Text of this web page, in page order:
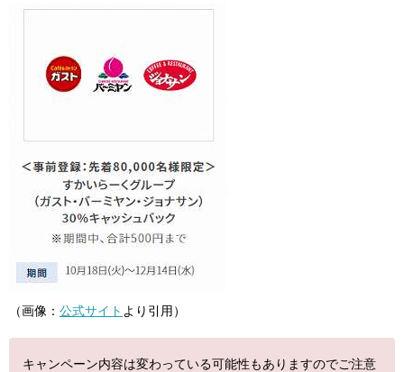
（画像： 公式サイト より引用）
キャンペーン内容は変わっている可能性もありますのでご注意